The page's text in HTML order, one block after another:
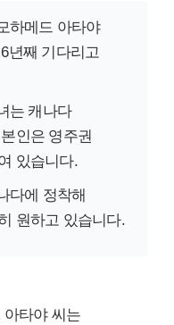
하메드 아타야
년째 기다리고
는 캐나다
인은 영주권
있습니다.
다에 정착해
원하고 있습니다.
아타야 씨는